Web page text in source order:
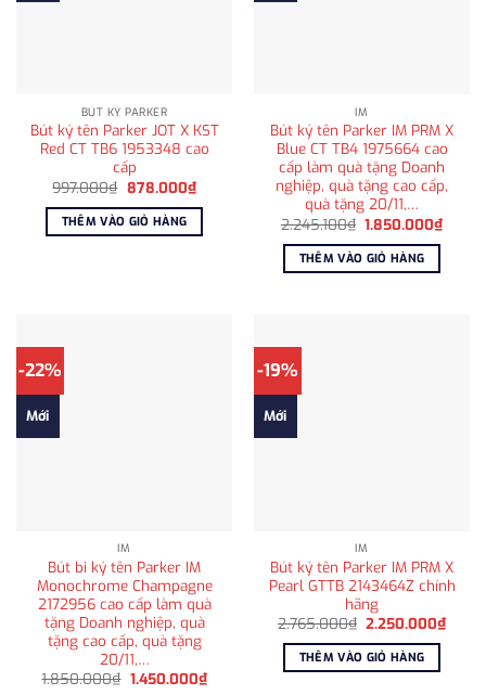
BÚT KÝ PARKER
Bút ký tên Parker JOT X KST
Red CT TB6 1953348 cao
cấp
997.000₫ Giá
là:
997.000₫.
878.000₫Giá
hiện
tại
878.000₫.
THÊM VÀO GIỎ HÀNG
IM
Bút ký tên Parker IM PRM X
Blue CT TB4 1975664 cao
cấp làm quà tặng Doanh
nghiệp, quà tặng cao cấp,
quà tặng 20/11,…
2.245.100₫ Giá
là:
2.245.100₫.
1.850.000₫Giá
hiện
THÊM VÀO GIỎ HÀNG
-22%
Mới
IM
Bút bi ký tên Parker IM
Monochrome Champagne
2172956 cao cấp làm quà
tặng Doanh nghiệp, quà
tặng cao cấp, quà tặng
20/11,…
1.850.000₫ Giá
1.450.000₫Giá
-19%
Mới
IM
Bút ký tên Parker IM PRM X
Pearl GTTB 2143464Z chính
hãng
2.765.000₫ Giá
là:
2.765.000₫.
2.250.000₫Giá
THÊM VÀO GIỎ HÀNG